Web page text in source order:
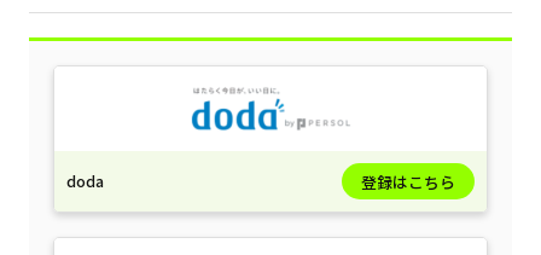
doda 登録はこちら